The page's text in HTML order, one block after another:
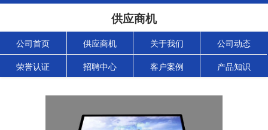
供应商机
公司首页 供应商机 关于我们 公司动态
荣誉认证 招聘中心 客户案例 产品知识